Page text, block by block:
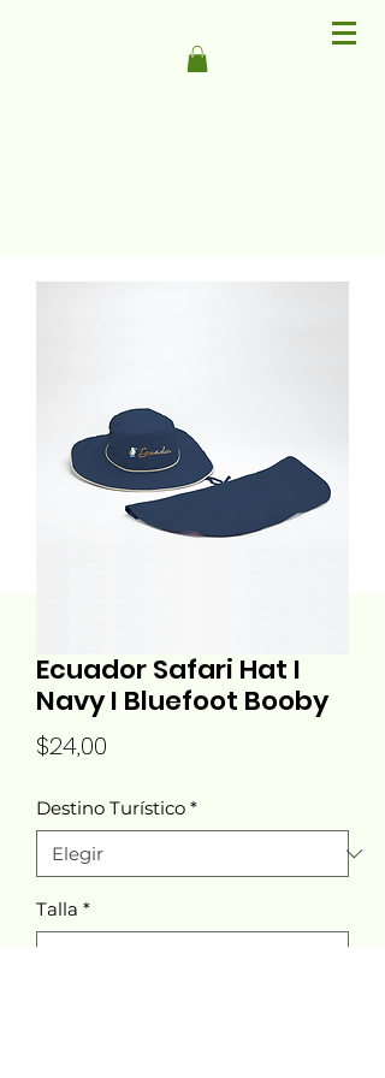
Ecuador Safari Hat I
Navy I Bluefoot Booby
$24,00
Destino Turístico *
Talla *